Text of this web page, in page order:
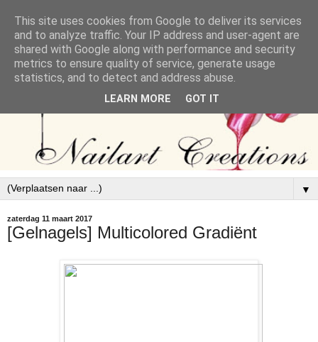
▼
zaterdag 11 maart 2017
[Gelnagels] Multicolored Gradiënt
This site uses cookies from Google to deliver its services
and to analyze traffic. Your IP address and user-agent are
shared with Google along with performance and security
metrics to ensure quality of service, generate usage
statistics, and to detect and address abuse.
LEARN MORE GOT IT